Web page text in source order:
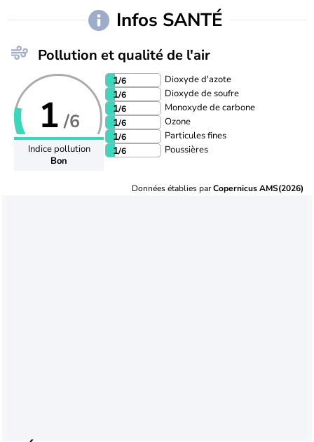
Infos SANTÉ
Pollution et qualité de l'air
1 /6
Indice pollution
Bon
1/6 Dioxyde d'azote
1/6 Dioxyde de soufre
1/6 Monoxyde de carbone
1/6 Ozone
1/6 Particules fines
1/6 Poussières
Données établies parCopernicus AMS(2026)